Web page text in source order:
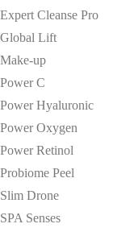
Expert Cleanse Pro
Global Lift
Make-up
Power C
Power Hyaluronic
Power Oxygen
Power Retinol
Probiome Peel
Slim Drone
SPA Senses